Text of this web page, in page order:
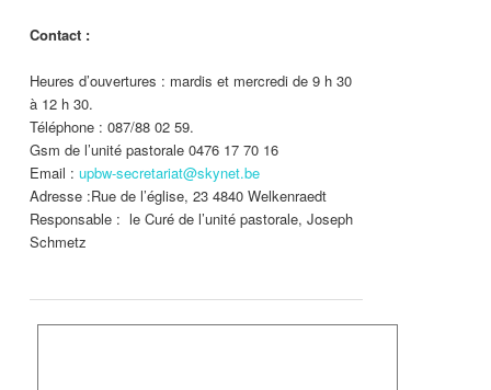
Contact :
Heures d’ouvertures : mardis et mercredi de 9 h 30
à 12 h 30.
Téléphone : 087/88 02 59.
Gsm de l’unité pastorale 0476 17 70 16
Email :upbw-secretariat@skynet.be
Adresse :Rue de l’église, 23 4840 Welkenraedt
Responsable : le Curé de l’unité pastorale, Joseph
Schmetz